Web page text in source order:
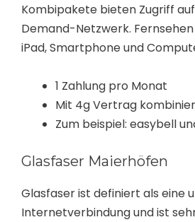
Kombipakete bieten Zugriff
Demand-Netzwerk.
iPad, Smartphone und
1 Zahlung pro Monat
Mit 4g Vertrag
Zum beispiel: easybell
Glasfaser Maierhöfen
Glasfaser ist definiert als eine
Internetverbindung und ist